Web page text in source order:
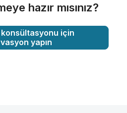
hazır mısınız?
için
yapın